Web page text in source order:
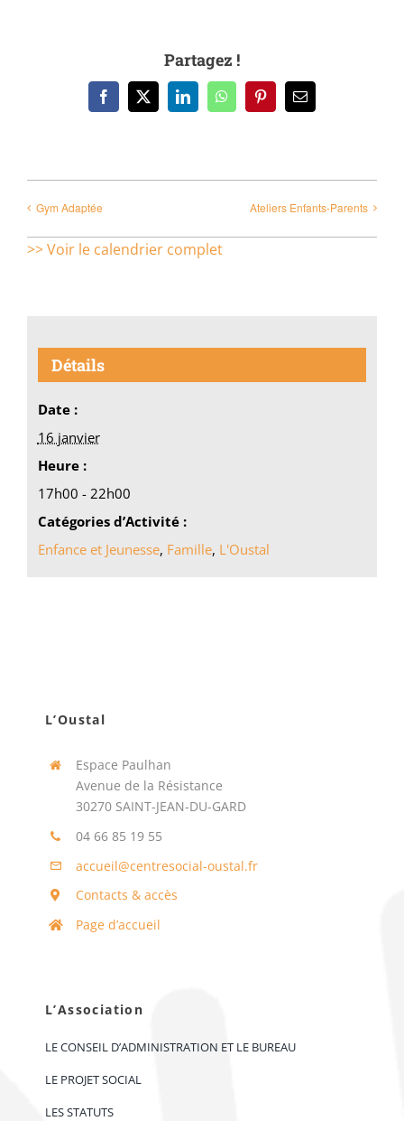
Partagez !
Facebook
X LinkedInWhatsAppPinterestEmail
Gym Adaptée Ateliers Enfants-Parents
>> Voir le calendrier complet
Détails
Date :
16 janvier
Heure :
17h00 - 22h00
Catégories d’Activité :
Enfance et Jeunesse, Famille, L'Oustal
L’Oustal
Espace Paulhan
Avenue de la Résistance
30270 SAINT-JEAN-DU-GARD
04 66 85 19 55
accueil@centresocial-oustal.fr
Contacts & accès
Page d’accueil
L’Association
LE CONSEIL D’ADMINISTRATION ET LE BUREAU
LE PROJET SOCIAL
LES STATUTS